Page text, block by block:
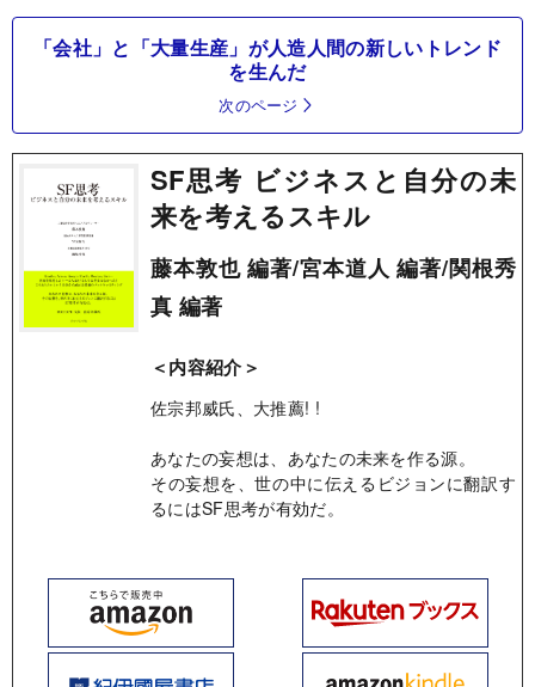
「会社」と「大量生産」が人造人間の新しいトレンド
を生んだ
次のページ
SF思考 ビジネスと自分の未
来を考えるスキル
藤本敦也 編著/宮本道人 編著/関根秀
真 編著
＜内容紹介＞
佐宗邦威氏、大推薦! !
あなたの妄想は、あなたの未来を作る源。
その妄想を、世の中に伝えるビジョンに翻訳す
るにはSF思考が有効だ。